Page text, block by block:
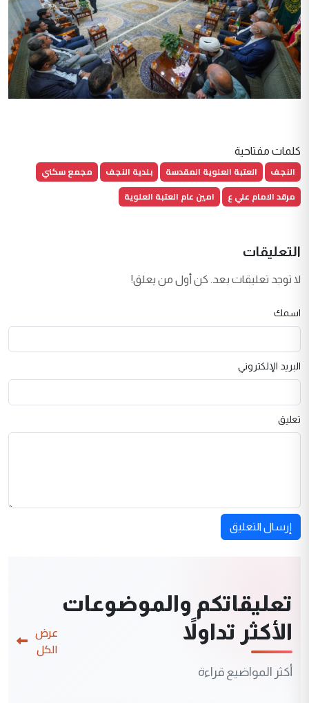
كلمات مفتاحية
النجف العتبة العلوية المقدسة بلدية النجف
مجمع سكني
مرقد الامام علي ع
امين عام العتبة العلوية
التعليقات
لا توجد تعليقات بعد. كن أول من يعلق!
اسمك
البريد الإلكتروني
تعليق
إرسال التعليق
تعليقاتكم والموضوعات
الأكثر تداولاً
أكثر المواضيع قراءة
عرض
الكل